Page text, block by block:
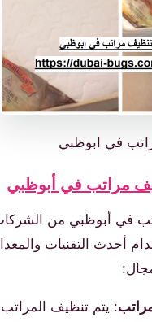
في ابوظبي
مراتب في أبوظبي
في أبوظبي من
أحدث التقنيات
: يتم تنظيف المراتب